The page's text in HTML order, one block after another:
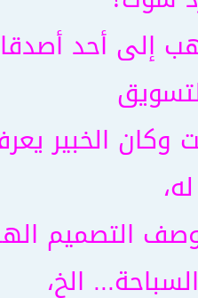
إلى أحد
الخبير
التصميم
الخ،